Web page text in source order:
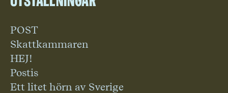
POST
Skattkammaren
HEJ!
Postis
Ett litet hörn av Sverige